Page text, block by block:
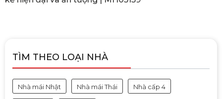
TÌM THEO LOẠI NHÀ
Nhà mái Nhật Nhà mái Thái Nhà cấp 4